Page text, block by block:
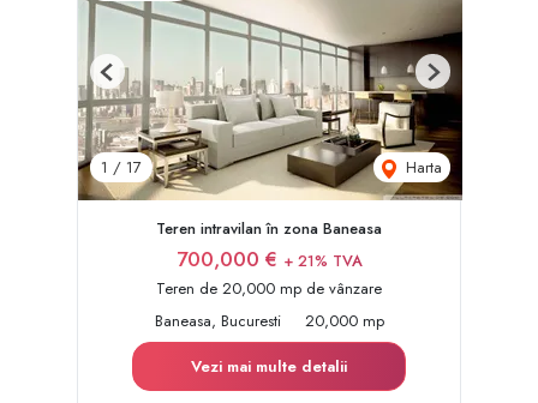
1 / 17 Harta
Previous Next
Teren intravilan în zona Baneasa
700,000 € + 21% TVA
Teren de 20,000 mp de vânzare
Baneasa, Bucuresti
20,000 mp
Vezi mai multe detalii